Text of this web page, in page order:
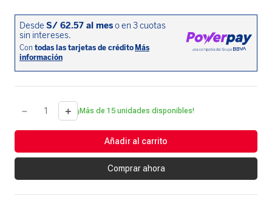
＋
－ ¡Más de 15 unidades disponibles!
Añadir al carrito
Comprar ahora